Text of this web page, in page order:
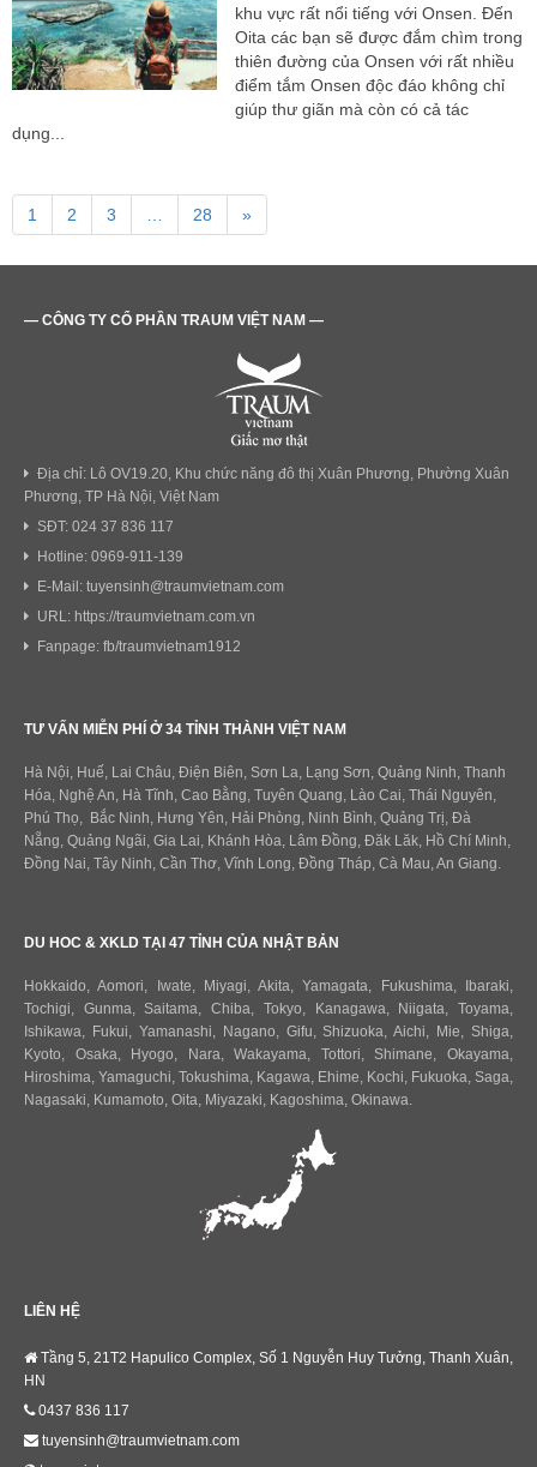
khu vực rất nổi tiếng với Onsen. Đến
Oita các bạn sẽ được đắm chìm trong
thiên đường của Onsen với rất nhiều
điểm tắm Onsen độc đáo không chỉ
giúp thư giãn mà còn có cả tác
dụng...
1 2 3 28 »
— CÔNG TY CỔ PHẦN TRAUM VIỆT NAM —
Địa chỉ: Lô OV19.20, Khu chức năng đô thị Xuân Phương, Phường Xuân
Phương, TP Hà Nội, Việt Nam
SĐT: 024 37 836 117
Hotline: 0969-911-139
E-Mail: tuyensinh@traumvietnam.com
URL: https://traumvietnam.com.vn
Fanpage: fb/traumvietnam1912
TƯ VẤN MIỄN PHÍ Ở 34 TỈNH THÀNH VIỆT NAM
Hà Nội, Huế, Lai Châu, Điện Biên, Sơn La, Lạng Sơn, Quảng Ninh, Thanh
Hóa, Nghệ An, Hà Tĩnh, Cao Bằng, Tuyên Quang, Lào Cai, Thái Nguyên,
Phú Thọ, Bắc Ninh, Hưng Yên, Hải Phòng, Ninh Bình, Quảng Trị, Đà
Nẵng, Quảng Ngãi, Gia Lai, Khánh Hòa, Lâm Đồng, Đăk Lăk, Hồ Chí Minh,
Đồng Nai, Tây Ninh, Cần Thơ, Vĩnh Long, Đồng Tháp, Cà Mau, An Giang.
DU HOC & XKLD TẠI 47 TỈNH CỦA NHẬT BẢN
Hokkaido,Aomori, Iwate, Miyagi,Akita,Yamagata, Fukushima, Ibaraki,
Tochigi, Gunma, Saitama,Chiba, Tokyo, Kanagawa, Niigata,Toyama,
Ishikawa, Fukui, Yamanashi, Nagano, Gifu, Shizuoka,Aichi, Mie, Shiga,
Kyoto, Osaka, Hyogo, Nara,Wakayama, Tottori, Shimane,Okayama,
Hiroshima, Yamaguchi, Tokushima, Kagawa, Ehime, Kochi, Fukuoka, Saga,
Nagasaki, Kumamoto, Oita, Miyazaki, Kagoshima, Okinawa.
LIÊN HỆ
Tầng 5, 21T2 Hapulico Complex, Số 1 Nguyễn Huy Tưởng, Thanh Xuân,
HN
0437 836 117
tuyensinh@traumvietnam.com